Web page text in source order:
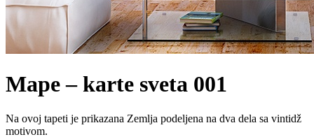
Mape – karte sveta 001
Na ovoj tapeti je prikazana Zemlja podeljena na dva dela sa vintidž
motivom.